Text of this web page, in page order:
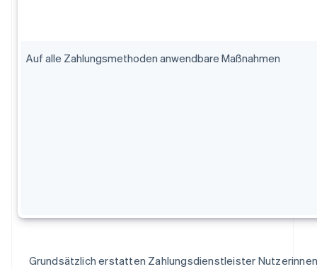
Auf alle Zahlungsmethoden anwendbare Maßnahmen
Grundsätzlich erstatten Zahlungsdienstleister